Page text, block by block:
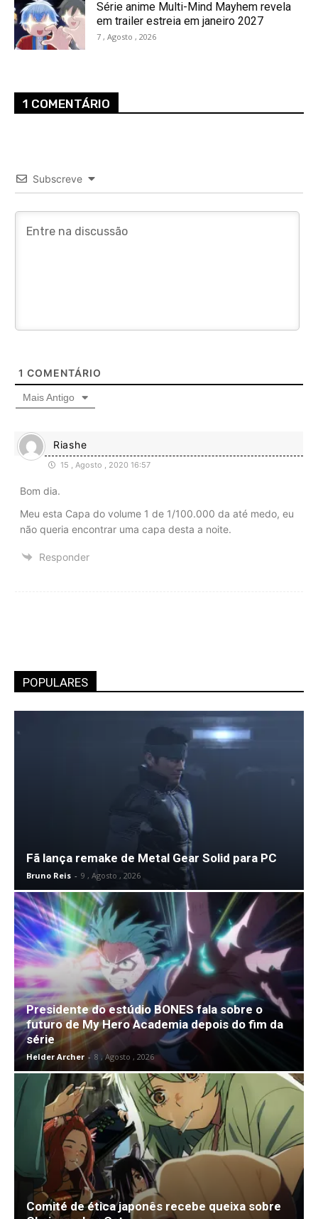
Série anime Multi-Mind Mayhem revela
em trailer estreia em janeiro 2027
7 , Agosto , 2026
1 COMENTÁRIO
Subscreve
1 COMENTÁRIO
Mais Antigo
Riashe
15 , Agosto , 2020 16:57
Bom dia.
Meu esta Capa do volume 1 de 1/100.000 da até medo, eu
não queria encontrar uma capa desta a noite.
Responder
POPULARES
Fã lança remake de Metal Gear Solid para PC
Bruno Reis - 9 , Agosto , 2026
Presidente do estúdio BONES fala sobre o
futuro de My Hero Academia depois do fim da
série
Helder Archer - 8 , Agosto , 2026
Comité de ética japonês recebe queixa sobre